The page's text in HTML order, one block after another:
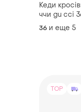
Кеди
ччи gu cci
36 и еще 5
TOP